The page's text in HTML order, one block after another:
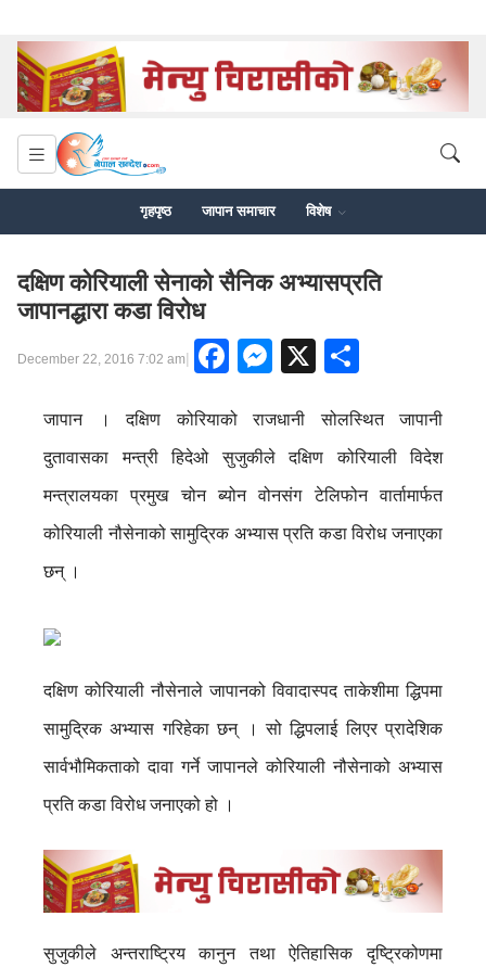
गृहपृष्ठ जापान समाचार विशेष
दक्षिण कोरियाली सेनाको सैनिक अभ्यासप्रति
जापानद्धारा कडा विरोध
December 22, 2016 7:02 am| Facebook
Messenger
X
जापान । दक्षिण कोरियाको राजधानी सोलस्थित जापानी
दुतावासका मन्त्री हिदेओ सुजुकीले दक्षिण कोरियाली विदेश
मन्त्रालयका प्रमुख चोन ब्योन वोनसंग टेलिफोन वार्तामार्फत
कोरियाली नौसेनाको सामुद्रिक अभ्यास प्रति कडा विरोध जनाएका
छन् ।
दक्षिण कोरियाली नौसेनाले जापानको विवादास्पद ताकेशीमा द्धिपमा
सामुद्रिक अभ्यास गरिहेका छन् । सो द्धिपलाई लिएर प्रादेशिक
सार्वभौमिकताको दावा गर्ने जापानले कोरियाली नौसेनाको अभ्यास
प्रति कडा विरोध जनाएको हो ।
सुजुकीले अन्तराष्ट्रिय कानुन तथा ऐतिहासिक दृष्ट्रिकोणमा